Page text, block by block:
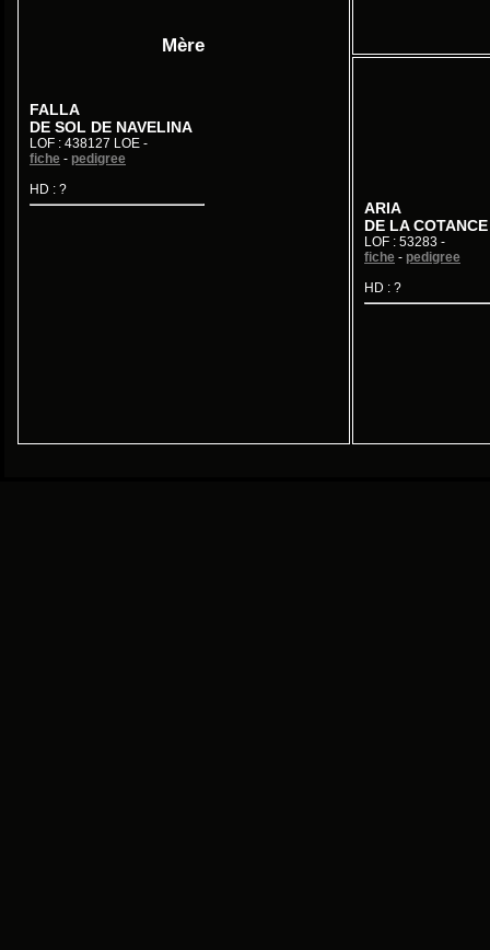
Mère
FALLA
DE SOL DE NAVELINA
LOF : 438127 LOE -
fiche - pedigree
HD : ?
ARIA
DE LA COTANCE
LOF : 53283 -
fiche - pedigree
HD : ?